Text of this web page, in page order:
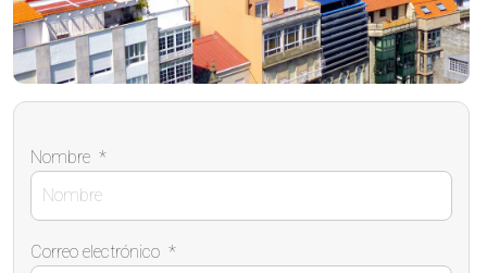
Nombre *
Correo electrónico *